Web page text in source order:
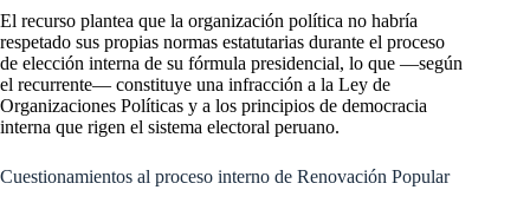
El recurso plantea que la organización política no habría
respetado sus propias normas estatutarias durante el proceso
de elección interna de su fórmula presidencial, lo que —según
el recurrente— constituye una infracción a la Ley de
Organizaciones Políticas y a los principios de democracia
interna que rigen el sistema electoral peruano.
Cuestionamientos al proceso interno de Renovación Popular